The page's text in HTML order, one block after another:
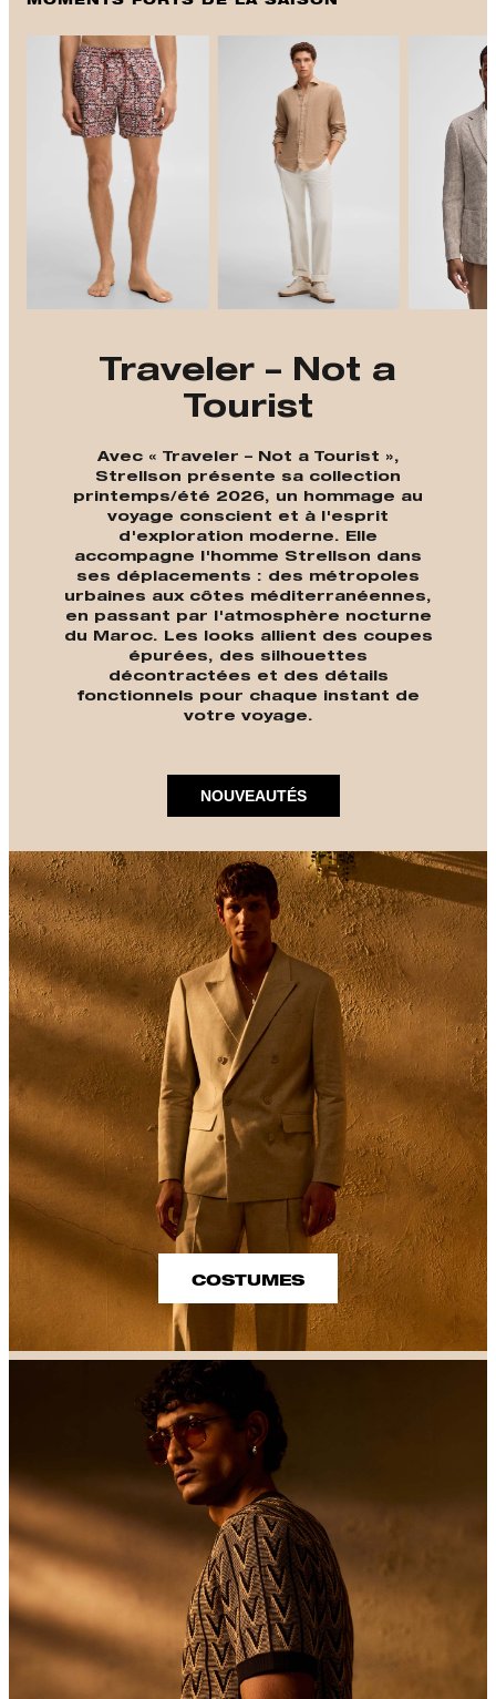
Traveler – Not a
Tourist
Avec « Traveler – Not a Tourist »,
Strellson présente sa collection
printemps/été 2026, un hommage au
voyage conscient et à l'esprit
d'exploration moderne. Elle
accompagne l'homme Strellson dans
ses déplacements : des métropoles
urbaines aux côtes méditerranéennes,
en passant par l'atmosphère nocturne
du Maroc. Les looks allient des coupes
épurées, des silhouettes
décontractées et des détails
fonctionnels pour chaque instant de
votre voyage.
NOUVEAUTÉS
COSTUMES